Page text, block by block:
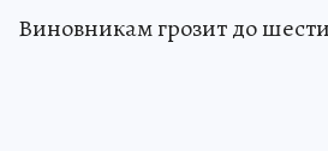
Виновникам грозит до